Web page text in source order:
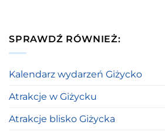
SPRAWDŹ RÓWNIEŻ:
Kalendarz wydarzeń Giżycko
Atrakcje w Giżycku
Atrakcje blisko Giżycka